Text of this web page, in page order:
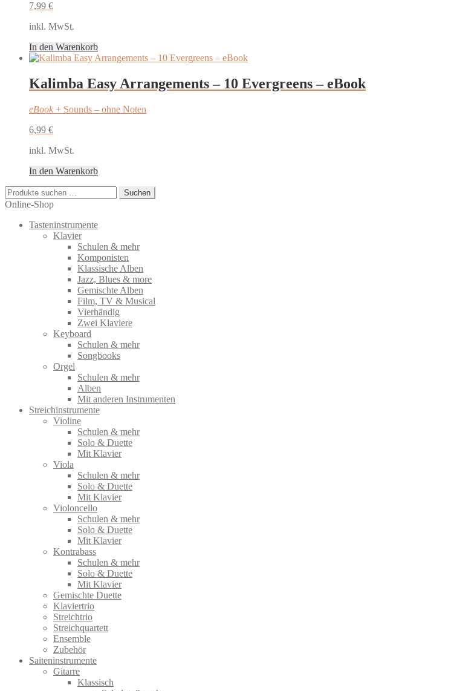
7,99 €
inkl. MwSt.
In den Warenkorb
Kalimba Easy Arrangements – 10 Evergreens – eBook
eBook + Sounds – ohne Noten
6,99 €
inkl. MwSt.
In den Warenkorb
Suchen
nach:
Suchen
Online-Shop
Tasteninstrumente
Klavier
Schulen & mehr
Komponisten
Klassische Alben
Jazz, Blues & more
Gemischte Alben
Film, TV & Musical
Vierhändig
Zwei Klaviere
Keyboard
Schulen & mehr
Songbooks
Orgel
Schulen & mehr
Alben
Mit anderen Instrumenten
Streichinstrumente
Violine
Schulen & mehr
Solo & Duette
Mit Klavier
Viola
Schulen & mehr
Solo & Duette
Mit Klavier
Violoncello
Schulen & mehr
Solo & Duette
Mit Klavier
Kontrabass
Schulen & mehr
Solo & Duette
Mit Klavier
Gemischte Duette
Klaviertrio
Streichtrio
Streichquartett
Ensemble
Zubehör
Saiteninstrumente
Gitarre
Klassisch